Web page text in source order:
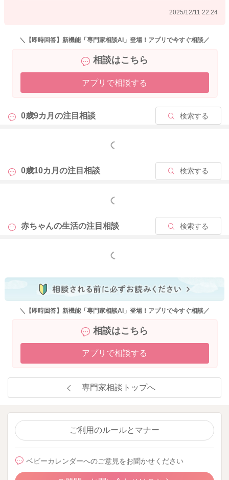
2025/12/11 22:24
＼【即時回答】新機能「専門家相談AI」登場！アプリで今すぐ相談／
相談はこちら
アプリで相談する
0歳9カ月の注目相談 検索する
もっと見る
0歳10カ月の注目相談 検索する
もっと見る
赤ちゃんの生活の注目相談 検索する
もっと見る
＼【即時回答】新機能「専門家相談AI」登場！アプリで今すぐ相談／
相談はこちら
アプリで相談する
専門家相談トップへ
ご利用のルールとマナー
ベビーカレンダーへのご意見をお聞かせください